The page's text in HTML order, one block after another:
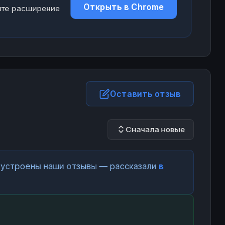
расширение
Открыть в Chrome
Оставить отзыв
Сначала новые
наши отзывы — рассказали в